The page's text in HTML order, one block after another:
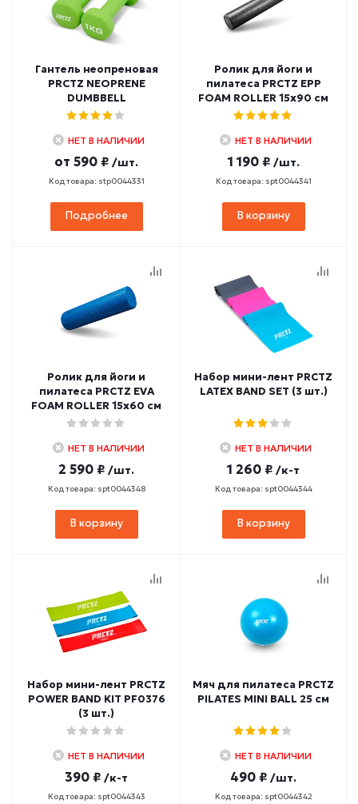
Гантель неопреновая
PRCTZ NEOPRENE
DUMBBELL
НЕТ В НАЛИЧИИ
от 590 ₽ /шт.
Код товара: stp0044331
Подробнее
Ролик для йоги и
пилатеса PRCTZ EPP
FOAM ROLLER 15х90 см
НЕТ В НАЛИЧИИ
1 190 ₽ /шт.
Код товара: spt0044341
В корзину
Ролик для йоги и
пилатеса PRCTZ EVA
FOAM ROLLER 15х60 см
НЕТ В НАЛИЧИИ
2 590 ₽ /шт.
Код товара: spt0044348
В корзину
Набор мини-лент PRCTZ
LATEX BAND SET (3 шт.)
НЕТ В НАЛИЧИИ
1 260 ₽ /к-т
Код товара: spt0044344
В корзину
Набор мини-лент PRCTZ
POWER BAND KIT PF0376
(3 шт.)
НЕТ В НАЛИЧИИ
390 ₽ /к-т
Код товара: spt0044343
Мяч для пилатеса PRCTZ
PILATES MINI BALL 25 см
НЕТ В НАЛИЧИИ
490 ₽ /шт.
Код товара: spt0044342